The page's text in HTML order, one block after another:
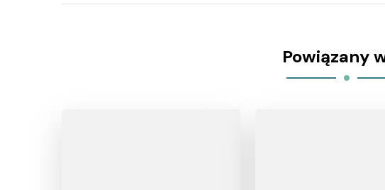
Powiązany